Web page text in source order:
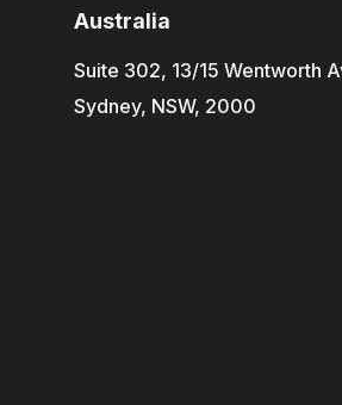
Australia
Suite 302, 13/15 Wentworth
Sydney, NSW, 2000